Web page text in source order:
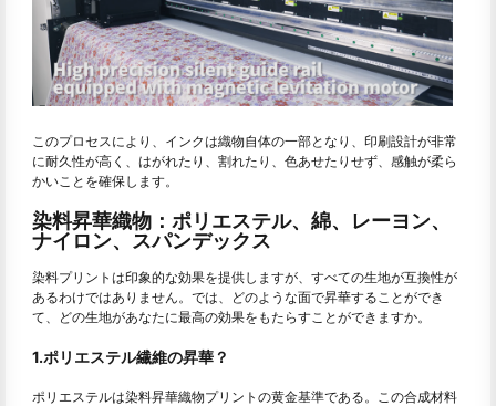
このプロセスにより、インクは織物自体の一部となり、印刷設計が非常
に耐久性が高く、はがれたり、割れたり、色あせたりせず、感触が柔ら
かいことを確保します。
染料昇華織物：ポリエステル、綿、レーヨン、
ナイロン、スパンデックス
染料プリントは印象的な効果を提供しますが、すべての生地が互換性が
あるわけではありません。では、どのような面で昇華することができ
て、どの生地があなたに最高の効果をもたらすことができますか。
1.ポリエステル繊維の昇華？
ポリエステルは染料昇華織物プリントの黄金基準である。この合成材料